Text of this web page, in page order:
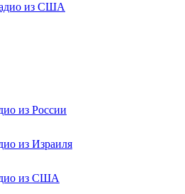
из США
из России
из Израиля
из США